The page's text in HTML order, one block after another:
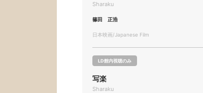
Sharaku
篠田 正浩
日本映画/Japanese Film
LD館内視聴のみ
写楽
Sharaku